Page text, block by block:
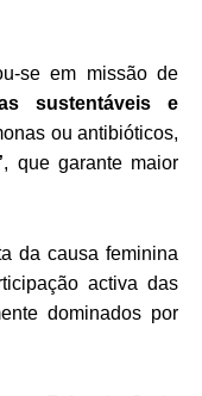
se em missão de
sustentáveis e
ou antibióticos,
, que garante maior
da causa feminina
activa das
dominados por